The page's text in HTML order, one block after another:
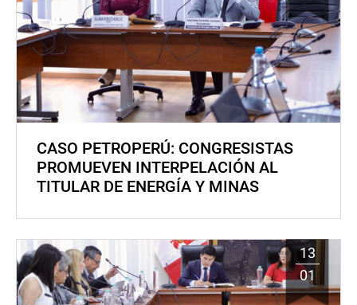
CASO PETROPERÚ: CONGRESISTAS
PROMUEVEN INTERPELACIÓN AL
TITULAR DE ENERGÍA Y MINAS
13
01